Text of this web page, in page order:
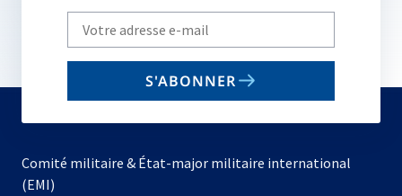
Write
your
email
S'ABONNER
Comité militaire & État-major militaire international
(EMI)